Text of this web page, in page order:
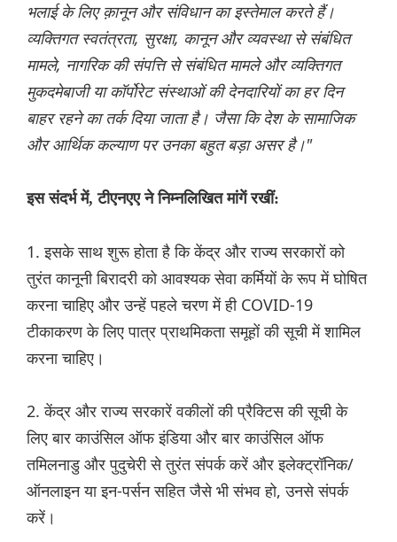
भलाई के लिए क़ानून और संविधान का इस्तेमाल करते हैं।
व्यक्तिगत स्वतंत्रता, सुरक्षा, कानून और व्यवस्था से संबंधित
मामले, नागरिक की संपत्ति से संबंधित मामले और व्यक्तिगत
मुकदमेबाजी या कॉर्पोरेट संस्थाओं की देनदारियों का हर दिन
बाहर रहने का तर्क दिया जाता है। जैसा कि देश के सामाजिक
और आर्थिक कल्याण पर उनका बहुत बड़ा असर है।"
इस संदर्भ में, टीएनएए ने निम्नलिखित मांगें रखीं:
1. इसके साथ शुरू होता है कि केंद्र और राज्य सरकारों को
तुरंत कानूनी बिरादरी को आवश्यक सेवा कर्मियों के रूप में घोषित
करना चाहिए और उन्हें पहले चरण में ही COVID-19
टीकाकरण के लिए पात्र प्राथमिकता समूहों की सूची में शामिल
करना चाहिए।
2. केंद्र और राज्य सरकारें वकीलों की प्रैक्टिस की सूची के
लिए बार काउंसिल ऑफ इंडिया और बार काउंसिल ऑफ
तमिलनाडु और पुदुचेरी से तुरंत संपर्क करें और इलेक्ट्रॉनिक/
ऑनलाइन या इन-पर्सन सहित जैसे भी संभव हो, उनसे संपर्क
करें।